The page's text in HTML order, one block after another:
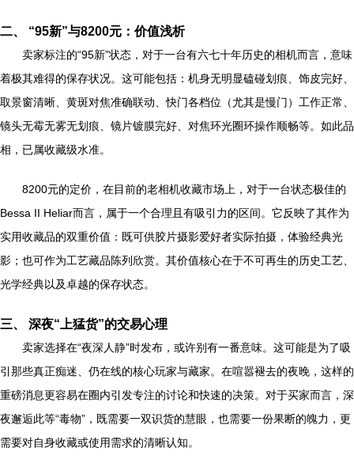
二、 “95新”与8200元：价值浅析
卖家标注的“95新”状态，对于一台有六七十年历史的相机而言，意味
着极其难得的保存状况。这可能包括：机身无明显磕碰划痕、饰皮完好、
取景窗清晰、黄斑对焦准确联动、快门各档位（尤其是慢门）工作正常、
镜头无霉无雾无划痕、镜片镀膜完好、对焦环光圈环操作顺畅等。如此品
相，已属收藏级水准。
8200元的定价，在目前的老相机收藏市场上，对于一台状态极佳的
Bessa II Heliar而言，属于一个合理且有吸引力的区间。它反映了其作为
实用收藏品的双重价值：既可供胶片摄影爱好者实际拍摄，体验经典光
影；也可作为工艺藏品陈列欣赏。其价值核心在于不可再生的历史工艺、
光学经典以及卓越的保存状态。
三、 深夜“上猛货”的交易心理
卖家选择在“夜深人静”时发布，或许别有一番意味。这可能是为了吸
引那些真正痴迷、仍在线的核心玩家与藏家。在喧嚣褪去的夜晚，这样的
重磅消息更容易在圈内引发专注的讨论和快速的决策。对于买家而言，深
夜邂逅此等“毒物”，既需要一双识货的慧眼，也需要一份果断的魄力，更
需要对自身收藏或使用需求的清晰认知。